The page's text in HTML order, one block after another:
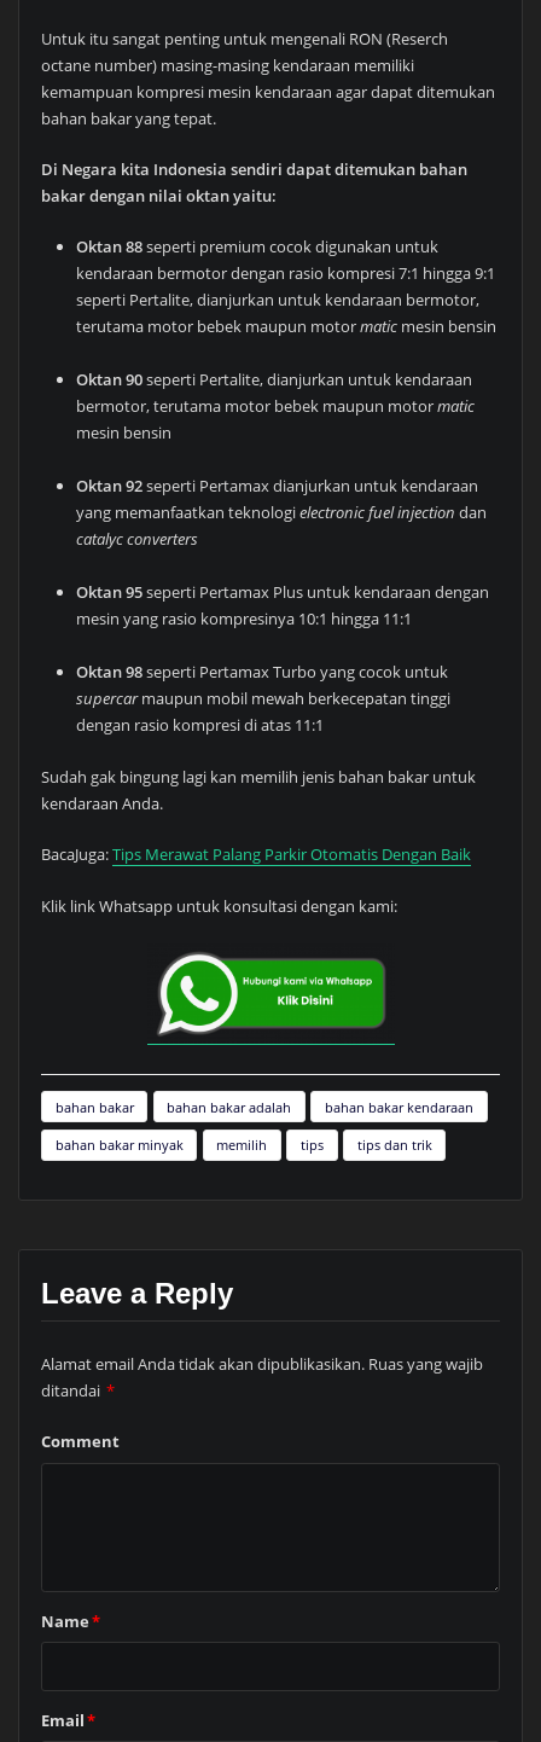
Untuk itu sangat penting untuk mengenali RON (Reserch
octane number) masing-masing kendaraan memiliki
kemampuan kompresi mesin kendaraan agar dapat ditemukan
bahan bakar yang tepat.
Di Negara kita Indonesia sendiri dapat ditemukan bahan
bakar dengan nilai oktan yaitu:
Oktan88seperti premium cocok digunakan untuk
kendaraan bermotor dengan rasio kompresi 7:1 hingga 9:1
seperti Pertalite, dianjurkan untuk kendaraan bermotor,
terutama motor bebek maupun motormatic mesin bensin
Oktan 90seperti Pertalite, dianjurkan untuk kendaraan
bermotor, terutama motor bebek maupun motormatic
mesin bensin
Oktan 92seperti Pertamax dianjurkan untuk kendaraan
yang memanfaatkan teknologielectronic fuel injection dan
catalyc converters
Oktan 95seperti Pertamax Plus untuk kendaraan dengan
mesin yang rasio kompresinya 10:1 hingga 11:1
Oktan 98seperti Pertamax Turbo yang cocok untuk
supercarmaupun mobil mewah berkecepatan tinggi
dengan rasio kompresi di atas 11:1
Sudah gak bingung lagi kan memilih jenis bahan bakar untuk
kendaraan Anda.
BacaJuga:Tips Merawat Palang Parkir Otomatis Dengan Baik
Klik link Whatsapp untuk konsultasi dengan kami:
bahan bakar bahan bakar adalah bahan bakar kendaraan
bahan bakar minyak memilih tips tips dan trik
Leave a Reply
Alamat email Anda tidak akan dipublikasikan. Ruas yang wajib
ditandai *
Comment
Name*
Email*